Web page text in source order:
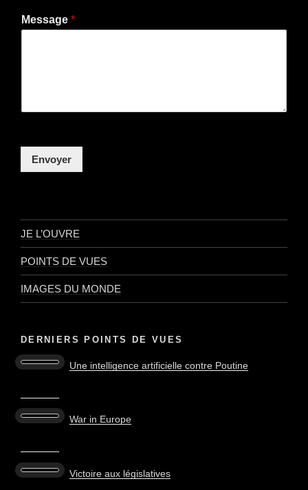
Message *
Envoyer
JE L’OUVRE
POINTS DE VUES
IMAGES DU MONDE
DERNIERS POINTS DE VUES
Une intelligence artificielle contre Poutine
War in Europe
Victoire aux législatives